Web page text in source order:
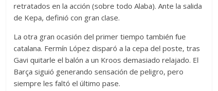
retratados en la acción (sobre todo Alaba). Ante la salida
de Kepa, definió con gran clase.
La otra gran ocasión del primer tiempo también fue
catalana. Fermín López disparó a la cepa del poste, tras
Gavi quitarle el balón a un Kroos demasiado relajado. El
Barça siguió generando sensación de peligro, pero
siempre les faltó el último pase.